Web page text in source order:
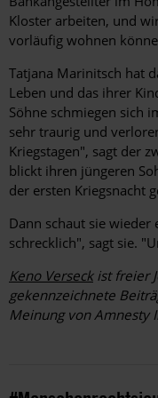
Kloster ­arbeiten, und
vorläufig wohnen
Tatjana Marinitsch hat
Leben und das ihrer
Söhne schmiegen sich
sehr traurig und
Kriegstagen", sagt der
blickt ihren jüngeren
der ersten Kriegsnacht
Dann schaut sie wieder
schrecklich", sagt sie.
Keno Verseckist freier
gekennzeichnete
Meinung von Amnesty